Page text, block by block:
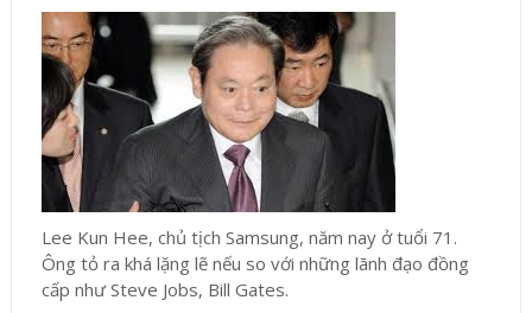
Lee Kun Hee, chủ tịch Samsung, năm nay ở tuổi 71.
Ông tỏ ra khá lặng lẽ nếu so với những lãnh đạo đồng
cấp như Steve Jobs, Bill Gates.